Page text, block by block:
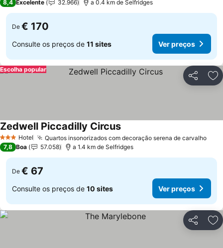
8,4 Excelente 32.966 a 0.4 km de Selfridges
De € 170
Consulte os preços de 11 sites Ver preços
Partilhar
Escolha popular
3 EstrelasHotel Quartos insonorizados com decoração serena de carvalho
Zedwell Piccadilly Circus
7,8 Boa 57.058 a 1.4 km de Selfridges
De € 67
Consulte os preços de 10 sites Ver preços
Partilhar